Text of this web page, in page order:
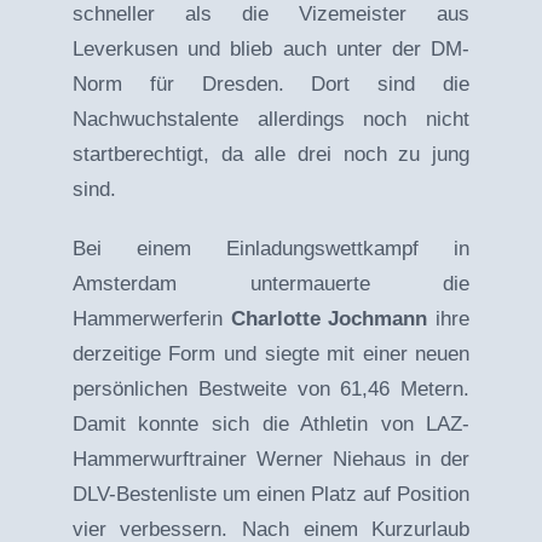
schneller als die Vizemeister aus
Leverkusen und blieb auch unter der DM-
Norm für Dresden. Dort sind die
Nachwuchstalente allerdings noch nicht
startberechtigt, da alle drei noch zu jung
sind.
Bei einem Einladungswettkampf in
Amsterdam untermauerte die
Hammerwerferin Charlotte Jochmann ihre
derzeitige Form und siegte mit einer neuen
persönlichen Bestweite von 61,46 Metern.
Damit konnte sich die Athletin von LAZ-
Hammerwurftrainer Werner Niehaus in der
DLV-Bestenliste um einen Platz auf Position
vier verbessern. Nach einem Kurzurlaub